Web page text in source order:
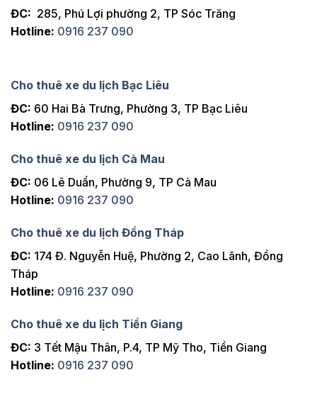
ĐC: 285, Phú Lợi phường 2, TP Sóc Trăng
Hotline: 0916 237 090
Cho thuê xe du lịch Bạc Liêu
ĐC: 60 Hai Bà Trưng, Phường 3, TP Bạc Liêu
Hotline: 0916 237 090
Cho thuê xe du lịch Cà Mau
ĐC: 06 Lê Duẩn, Phường 9, TP Cà Mau
Hotline: 0916 237 090
Cho thuê xe du lịch Đồng Tháp
ĐC: 174 Đ. Nguyễn Huệ, Phường 2, Cao Lãnh, Đồng
Tháp
Hotline: 0916 237 090
Cho thuê xe du lịch Tiền Giang
ĐC: 3 Tết Mậu Thân, P.4, TP Mỹ Tho, Tiền Giang
Hotline: 0916 237 090